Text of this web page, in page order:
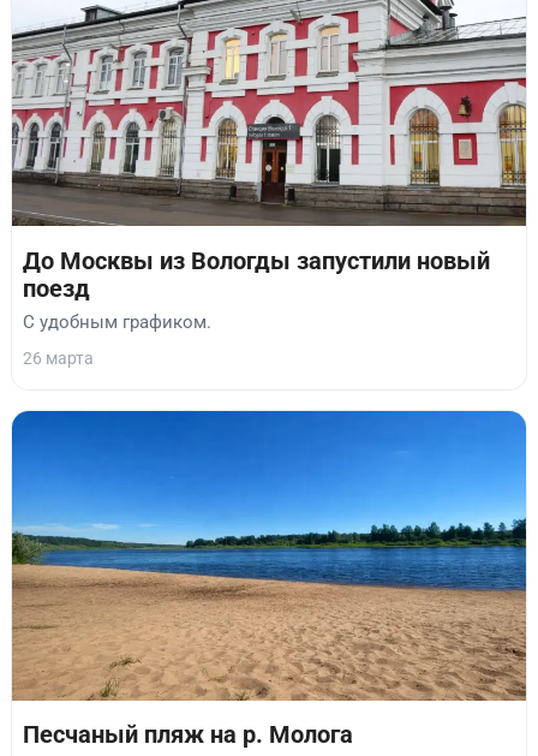
До Москвы из Вологды запустили новый
поезд
С удобным графиком.
26 марта
Песчаный пляж на р. Молога